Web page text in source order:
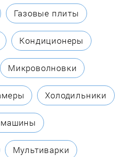
Blomberg
Bomann
Bompani
Bosch
Brandt
Braun
Газовые плиты
Кондиционеры
Микроволновки
Холодильники
машины
Мультиварки